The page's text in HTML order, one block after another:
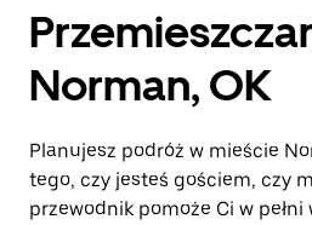
Norman, OK
Planujesz podróż w mieście
tego, czy jesteś gościem, czy
przewodnik pomoże Ci w